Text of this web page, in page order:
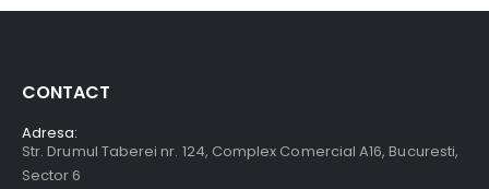
CONTACT
Adresa:
Str. Drumul Taberei nr. 124, Complex Comercial A16, Bucuresti,
Sector 6